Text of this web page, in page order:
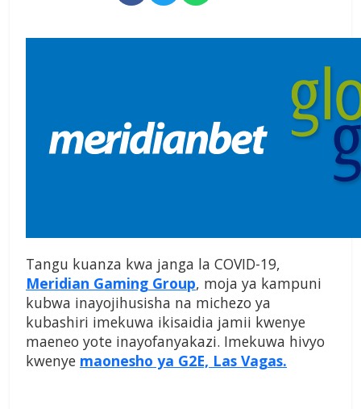
Tangu kuanza kwa janga la COVID-19,
Meridian Gaming Group, moja ya kampuni
kubwa inayojihusisha na michezo ya
kubashiri imekuwa ikisaidia jamii kwenye
maeneo yote inayofanyakazi. Imekuwa hivyo
kwenye maonesho ya G2E, Las Vagas.